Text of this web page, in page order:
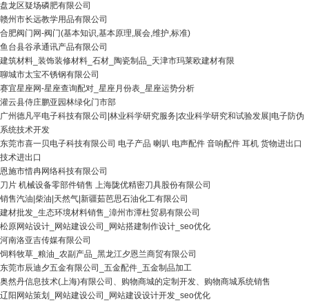
盘龙区疑场磷肥有限公司
赣州市长远教学用品有限公司
合肥阀门网-阀门(基本知识,基本原理,展会,维护,标准)
鱼台县谷承通讯产品有限公司
建筑材料_装饰装修材料_石材_陶瓷制品_天津市玛莱欧建材有限
聊城市太宝不锈钢有限公司
赛宜星座网-星座查询配对_星座月份表_星座运势分析
灌云县侍庄鹏亚园林绿化门市部
广州德凡平电子科技有限公司|林业科学研究服务|农业科学研究和试验发展|电子防伪
系统技术开发
东莞市喜一贝电子科技有限公司 电子产品 喇叭 电声配件 音响配件 耳机 货物进出口
技术进出口
恩施市惜冉网络科技有限公司
刀片 机械设备零部件销售 上海陇优精密刀具股份有限公司
销售汽油|柴油|天然气|新疆茹芭思石油化工有限公司
建材批发_生态环境材料销售_漳州市潭杜贸易有限公司
松原网站设计_网站建设公司_网站搭建制作设计_seo优化
河南洛亚吉传媒有限公司
饲料牧草_粮油_农副产品_黑龙江夕恩兰商贸有限公司
东莞市辰迪夕五金有限公司_五金配件_五金制品加工
奥然丹信息技术(上海)有限公司、购物商城的定制开发、购物商城系统销售
辽阳网站策划_网站建设公司_网站建设设计开发_seo优化